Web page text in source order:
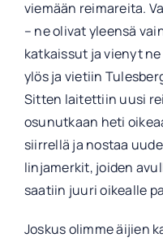
viemään reimareita.
– ne olivat yleensä
katkaissut ja vienyt
ylös ja vietiin
Sitten laitettiin uusi
osunutkaan heti
siirrellä ja nostaa
linjamerkit, joiden
saatiin juuri oikealle
Joskus olimme äijien